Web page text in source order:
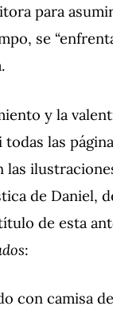
para
se
y la
todas las
las
de Daniel,
de esta
:
con camisa